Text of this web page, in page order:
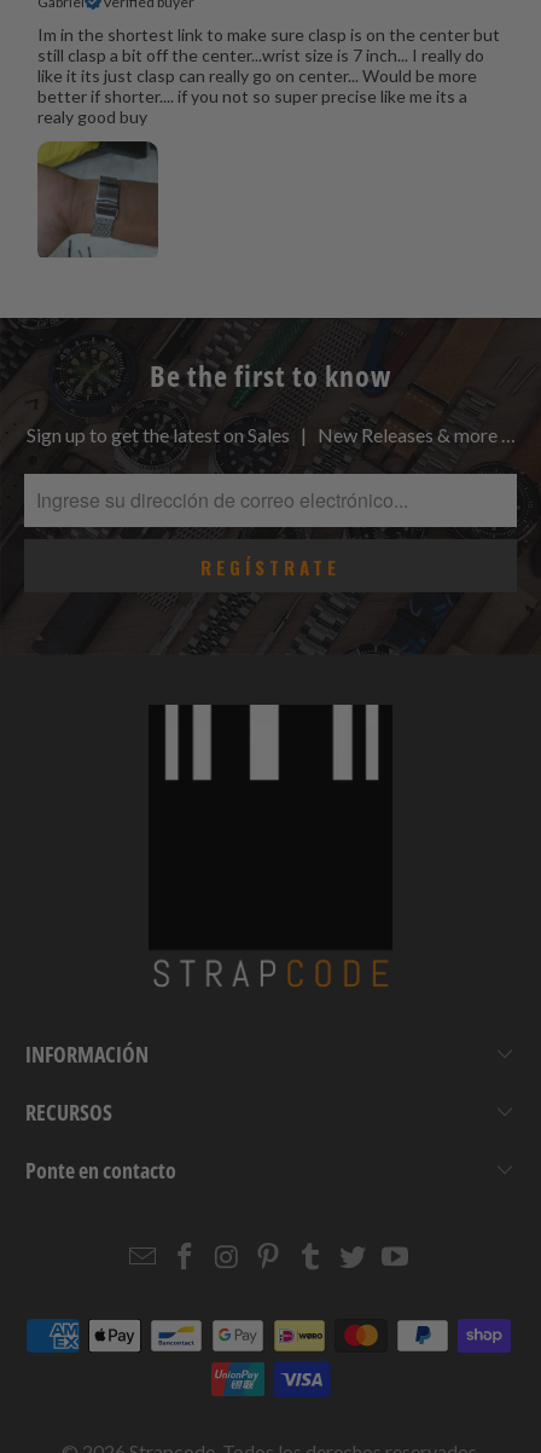
Im in the shortest link to make sure clasp is on the center but
still clasp a bit off the center...wrist size is 7 inch... I really do
like it its just clasp can really go on center... Would be more
better if shorter.... if you not so super precise like me its a
realy good buy
Be the first to know
Sign up to get the latest on Sales | New Releases & more …
INFORMACIÓN
RECURSOS
Ponte en contacto
EmailStrapcode
Facebook
Strapcode
Instagram
Strapcode
Pinterest
Strapcode
Tumblr
Strapcode
TwitterYouTube